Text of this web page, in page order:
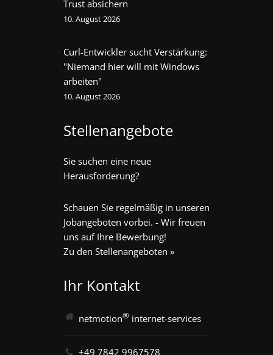
Trust absichern
10. August 2026
Curl-Entwickler sucht Verstärkung:
"Niemand hier will mit Windows
arbeiten"
10. August 2026
Stellenangebote
Sie suchen eine neue
Herausforderung?
Schauen Sie regelmäßig in unseren
Jobangeboten vorbei. - Wir freuen
uns auf Ihre Bewerbung!
Zu den Stellenangeboten »
Ihr Kontakt
netmotion® internet-services
+49 7842 9967578